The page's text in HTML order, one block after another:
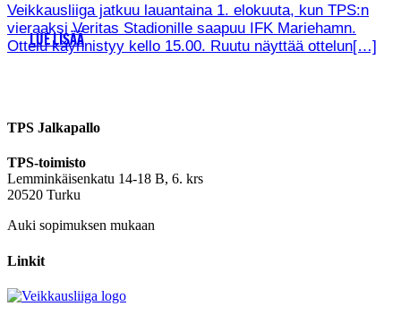
Veikkausliiga jatkuu lauantaina 1. elokuuta, kun TPS:n
vieraaksi Veritas Stadionille saapuu IFK Mariehamn.
Ottelu käynnistyy kello 15.00. Ruutu näyttää ottelun[…]
LUE LISÄÄ
TPS Jalkapallo
TPS-toimisto
Lemminkäisenkatu 14-18 B, 6. krs
20520 Turku
Auki sopimuksen mukaan
Linkit